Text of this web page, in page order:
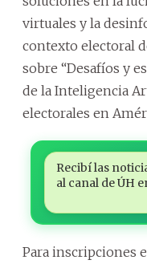
virtuales y la
contexto electoral
sobre “Desafíos y
de la Inteligencia
electorales en
Recibí las
al canal de ÚH
Para inscripciones